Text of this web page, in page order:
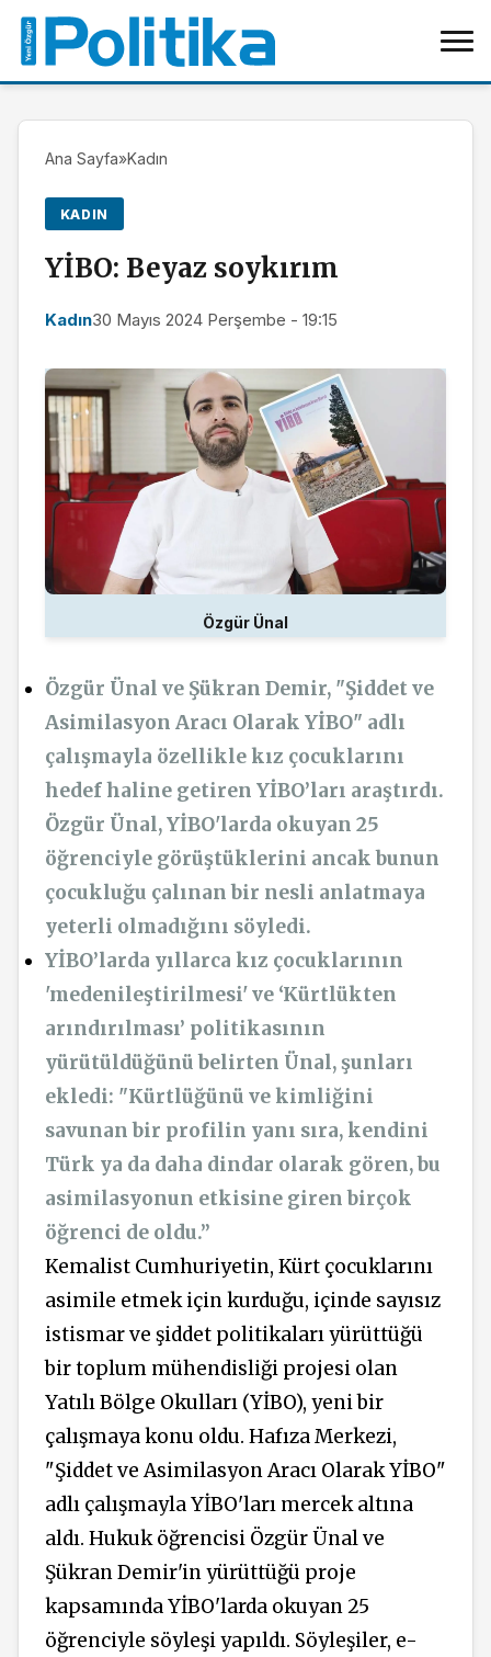
Ana Sayfa»Kadın
KADIN
YİBO: Beyaz soykırım
Kadın30 Mayıs 2024 Perşembe - 19:15
Özgür Ünal
Özgür Ünal ve Şükran Demir, "Şiddet ve
Asimilasyon Aracı Olarak YİBO" adlı
çalışmayla özellikle kız çocuklarını
hedef haline getiren YİBO’ları araştırdı.
Özgür Ünal, YİBO'larda okuyan 25
öğrenciyle görüştüklerini ancak bunun
çocukluğu çalınan bir nesli anlatmaya
yeterli olmadığını söyledi.
YİBO’larda yıllarca kız çocuklarının
'medenileştirilmesi' ve ‘Kürtlükten
arındırılması’ politikasının
yürütüldüğünü belirten Ünal, şunları
ekledi: "Kürtlüğünü ve kimliğini
savunan bir profilin yanı sıra, kendini
Türk ya da daha dindar olarak gören, bu
asimilasyonun etkisine giren birçok
öğrenci de oldu.”
Kemalist Cumhuriyetin, Kürt çocuklarını
asimile etmek için kurduğu, içinde sayısız
istismar ve şiddet politikaları yürüttüğü
bir toplum mühendisliği projesi olan
Yatılı Bölge Okulları (YİBO), yeni bir
çalışmaya konu oldu. Hafıza Merkezi,
"Şiddet ve Asimilasyon Aracı Olarak YİBO"
adlı çalışmayla YİBO'ları mercek altına
aldı. Hukuk öğrencisi Özgür Ünal ve
Şükran Demir'in yürüttüğü proje
kapsamında YİBO'larda okuyan 25
öğrenciyle söyleşi yapıldı. Söyleşiler, e-